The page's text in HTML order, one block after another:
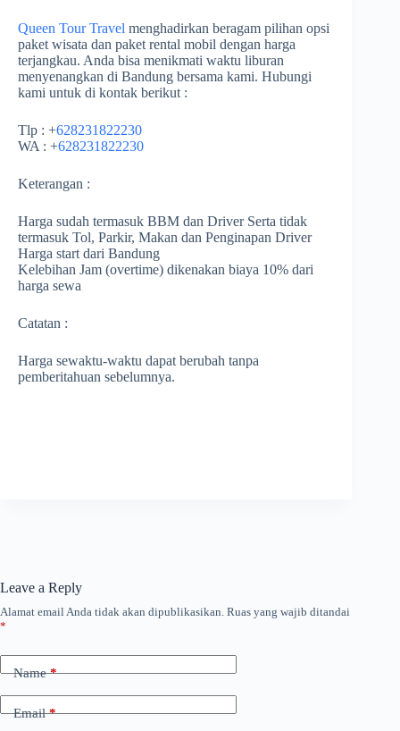
Queen Tour Travel menghadirkan beragam pilihan opsi
paket wisata dan paket rental mobil dengan harga
terjangkau. Anda bisa menikmati waktu liburan
menyenangkan di Bandung bersama kami. Hubungi
kami untuk di kontak berikut :
Tlp : +628231822230
WA : +628231822230
Keterangan :
Harga sudah termasuk BBM dan Driver Serta tidak
termasuk Tol, Parkir, Makan dan Penginapan Driver
Harga start dari Bandung
Kelebihan Jam (overtime) dikenakan biaya 10% dari
harga sewa
Catatan :
Harga sewaktu-waktu dapat berubah tanpa
pemberitahuan sebelumnya.
Leave a Reply
Alamat email Anda tidak akan dipublikasikan. Ruas yang wajib ditandai
*
Name*
Email*